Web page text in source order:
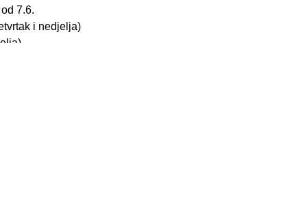
7.6.
i nedjelja)